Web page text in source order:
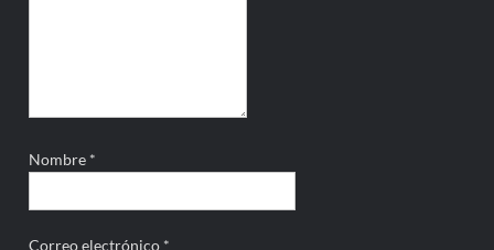
Nombre *
Correo electrónico *